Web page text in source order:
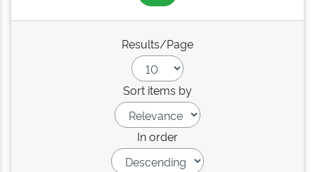
Results/Page
Sort items by
In order